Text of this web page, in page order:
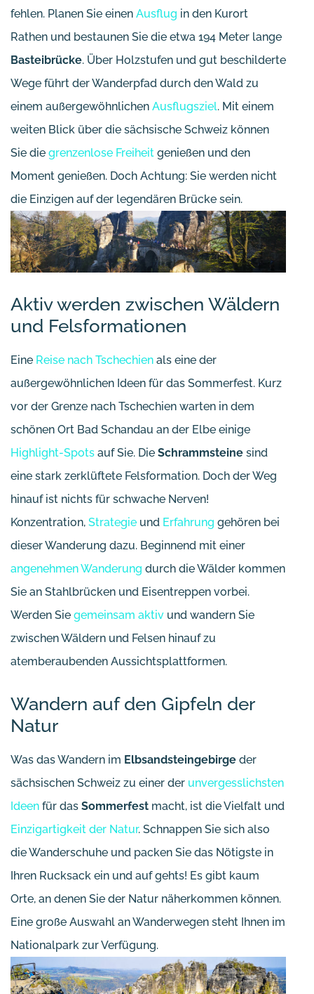
fehlen. Planen Sie einen Ausflug in den Kurort
Rathen und bestaunen Sie die etwa 194 Meter lange
Basteibrücke. Über Holzstufen und gut beschilderte
Wege führt der Wanderpfad durch den Wald zu
einem außergewöhnlichen Ausflugsziel. Mit einem
weiten Blick über die sächsische Schweiz können
Sie die grenzenlose Freiheit genießen und den
Moment genießen. Doch Achtung: Sie werden nicht
die Einzigen auf der legendären Brücke sein.
Aktiv werden zwischen Wäldern
und Felsformationen
Eine Reise nach Tschechien als eine der
außergewöhnlichen Ideen für das Sommerfest. Kurz
vor der Grenze nach Tschechien warten in dem
schönen Ort Bad Schandau an der Elbe einige
Highlight-Spots auf Sie. Die Schrammsteine sind
eine stark zerklüftete Felsformation. Doch der Weg
hinauf ist nichts für schwache Nerven!
Konzentration, Strategie und Erfahrung gehören bei
dieser Wanderung dazu. Beginnend mit einer
angenehmen Wanderung durch die Wälder kommen
Sie an Stahlbrücken und Eisentreppen vorbei.
Werden Sie gemeinsam aktiv und wandern Sie
zwischen Wäldern und Felsen hinauf zu
atemberaubenden Aussichtsplattformen.
Wandern auf den Gipfeln der
Natur
Was das Wandern im Elbsandsteingebirge der
sächsischen Schweiz zu einer der unvergesslichsten
Ideen für das Sommerfest macht, ist die Vielfalt und
Einzigartigkeit der Natur. Schnappen Sie sich also
die Wanderschuhe und packen Sie das Nötigste in
Ihren Rucksack ein und auf gehts! Es gibt kaum
Orte, an denen Sie der Natur näherkommen können.
Eine große Auswahl an Wanderwegen steht Ihnen im
Nationalpark zur Verfügung.